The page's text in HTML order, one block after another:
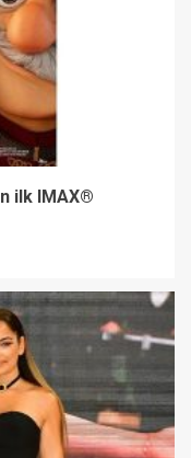
ilk IMAX®